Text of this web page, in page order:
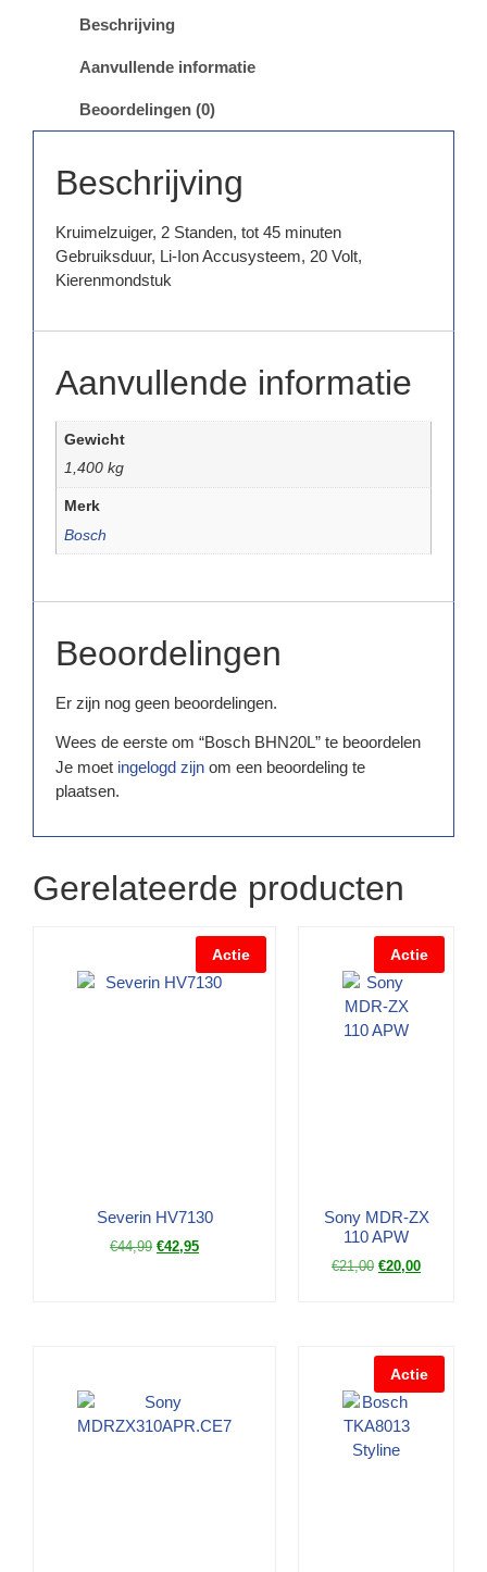
Beschrijving
Aanvullende informatie
Beoordelingen (0)
Beschrijving
Kruimelzuiger, 2 Standen, tot 45 minuten
Gebruiksduur, Li-Ion Accusysteem, 20 Volt,
Kierenmondstuk
Aanvullende informatie
Gewicht
1,400 kg
Merk
Bosch
Beoordelingen
Er zijn nog geen beoordelingen.
Wees de eerste om “Bosch BHN20L” te beoordelen
Je moet ingelogd zijn om een beoordeling te
plaatsen.
Gerelateerde producten
Actie
Severin HV7130
€44,99 €42,95
Actie
Sony MDR-ZX
110 APW
€21,00 €20,00
Actie